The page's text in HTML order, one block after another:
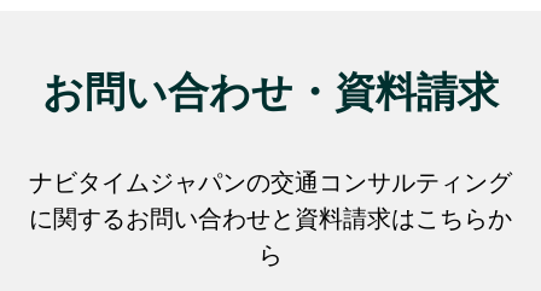
お問い合わせ・資料請求
ナビタイムジャパンの交通コンサルティング
に関するお問い合わせと資料請求はこちらか
ら